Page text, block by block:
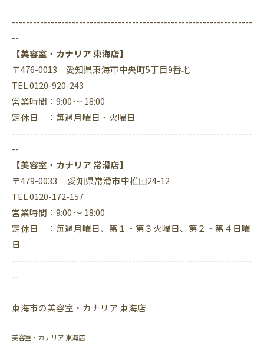
--------------------------------------------------------------------
--
【美容室・カナリア 東海店】
〒476-0013 愛知県東海市中央町5丁目9番地
TEL 0120-920-243
営業時間：9:00 ～ 18:00
定休日 ：毎週月曜日・火曜日
--------------------------------------------------------------------
--
【美容室・カナリア 常滑店】
〒479-0033 愛知県常滑市中椎田24-12
TEL 0120-172-157
営業時間：9:00 ～ 18:00
定休日 ：毎週月曜日、第１・第３火曜日、第２・第４日曜
日
--------------------------------------------------------------------
--
東海市の美容室・カナリア 東海店
美容室・カナリア 東海店